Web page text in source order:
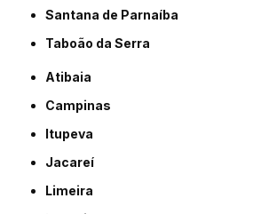
Santana de Parnaíba
Taboão da Serra
Atibaia
Campinas
Itupeva
Jacareí
Limeira